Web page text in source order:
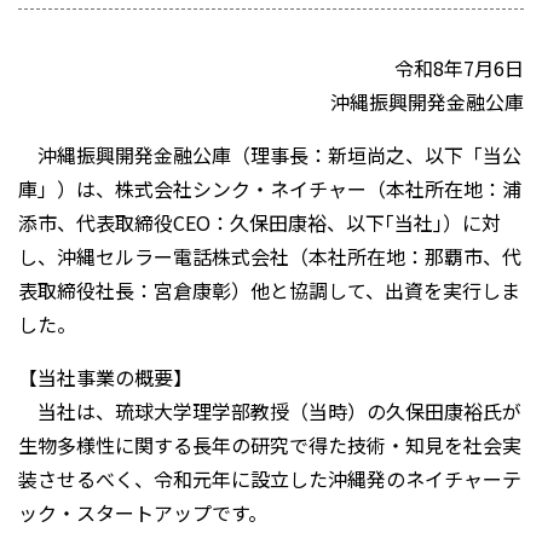
令和8年7月6日
沖縄振興開発金融公庫
沖縄振興開発金融公庫（理事長：新垣尚之、以下「当公
庫」）は、株式会社シンク・ネイチャー（本社所在地：浦
添市、代表取締役CEO：久保田康裕、以下｢当社｣）に対
し、沖縄セルラー電話株式会社（本社所在地：那覇市、代
表取締役社長：宮倉康彰）他と協調して、出資を実行しま
した。
【当社事業の概要】
当社は、琉球大学理学部教授（当時）の久保田康裕氏が
生物多様性に関する長年の研究で得た技術・知見を社会実
装させるべく、令和元年に設立した沖縄発のネイチャーテ
ック・スタートアップです。